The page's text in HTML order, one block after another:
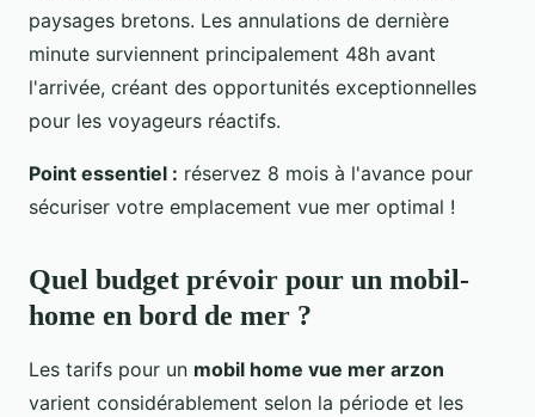
paysages bretons. Les annulations de dernière
minute surviennent principalement 48h avant
l'arrivée, créant des opportunités exceptionnelles
pour les voyageurs réactifs.
Point essentiel : réservez 8 mois à l'avance pour
sécuriser votre emplacement vue mer optimal !
Quel budget prévoir pour un mobil-
home en bord de mer ?
Les tarifs pour un mobil home vue mer arzon
varient considérablement selon la période et les